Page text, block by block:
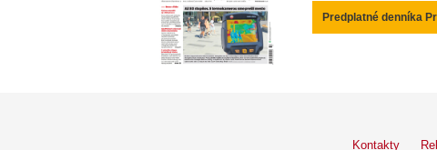
Predplatné denníka
Kontakty